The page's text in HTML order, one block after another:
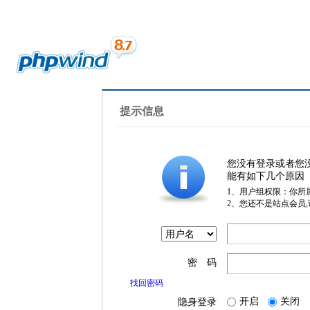
提示信息
您没有登录或者您
能有如下几个原因
1、用户组权限：你所
2、您还不是站点会员
密 码
找回密码
隐身登录 开启 关闭